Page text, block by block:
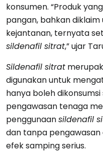
konsumen. “Produk
pangan, bahkan
kejantanan, ternyata
sildenafil sitrat,” ujar
Sildenafil sitrat
digunakan untuk
hanya boleh
pengawasan tenaga
penggunaansildenafil
dan tanpa
efek samping serius.